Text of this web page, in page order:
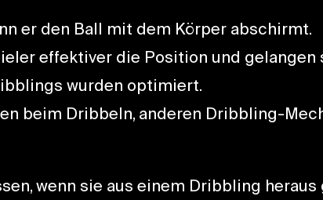
er den Ball mit dem Körper abschirmt.
effektiver die Position und
wurden optimiert.
beim Dribbeln, anderen Dribbling-
wenn sie aus einem Dribbling